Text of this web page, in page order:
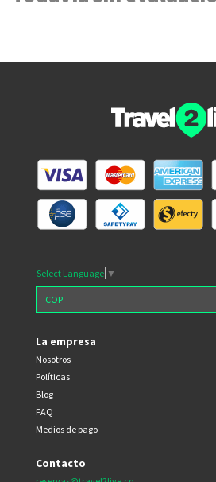
Select Language ▼
La empresa
Nosotros
Políticas
Blog
FAQ
Medios de pago
Contacto